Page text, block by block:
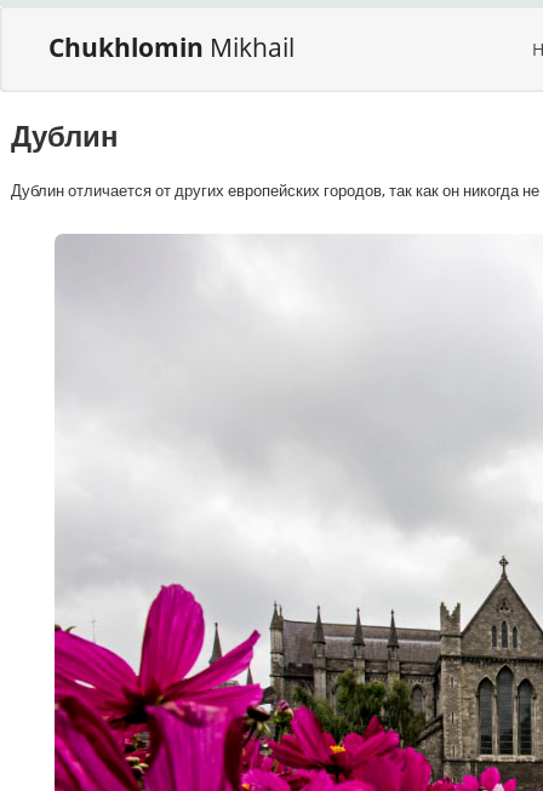
Chukhlomin Mikhail
Дублин
Дублин отличается от других европейских городов, так как он никогда